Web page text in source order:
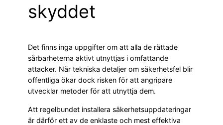
skyddet
Det finns inga uppgifter om att alla de rättade
sårbarheterna aktivt utnyttjas i omfattande
attacker. När tekniska detaljer om säkerhetsfel blir
offentliga ökar dock risken för att angripare
utvecklar metoder för att utnyttja dem.
Att regelbundet installera säkerhetsuppdateringar
är därför ett av de enklaste och mest effektiva